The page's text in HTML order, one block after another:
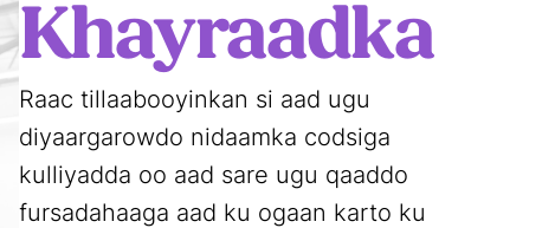
Khayraadka
Raac tillaabooyinkan si aad ugu
diyaargarowdo nidaamka codsiga
kulliyadda oo aad sare ugu qaaddo
fursadahaaga aad ku ogaan karto ku